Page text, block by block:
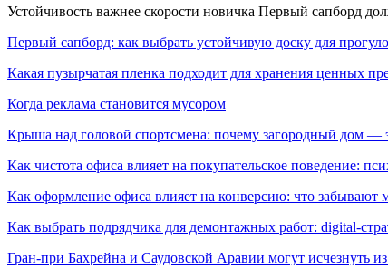
Устойчивость важнее скорости новичка Первый сапборд
Первый сапборд: как выбрать устойчивую доску для
Какая пузырчатая пленка подходит для хранения ценных
Когда реклама становится мусором
Крыша над головой спортсмена: почему загородный дом —
Как чистота офиса влияет на покупательское поведение:
Как оформление офиса влияет на конверсию: что забывают
Как выбрать подрядчика для демонтажных работ: digital-
Гран-при Бахрейна и Саудовской Аравии могут исчезнуть